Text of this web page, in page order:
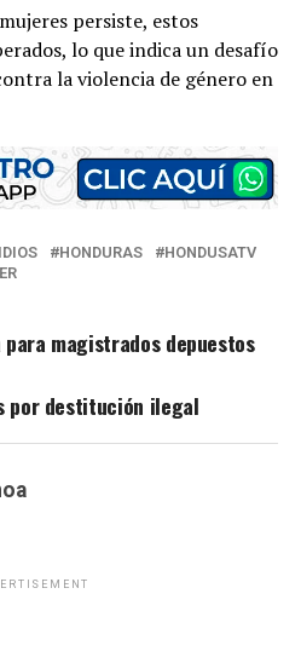
persiste, estos
lo que indica un desafío
la violencia de género en
HONDURAS
HONDUSATV
magistrados depuestos
por destitución ilegal